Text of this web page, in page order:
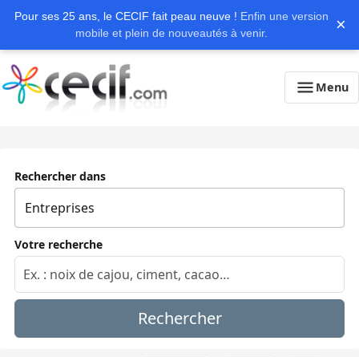
Pour ses 25 ans, le CECIF fait peau neuve ! Enfin une version
mobile et plein de nouveautés à venir.
×
Menu
Rechercher dans
Votre recherche
Rechercher